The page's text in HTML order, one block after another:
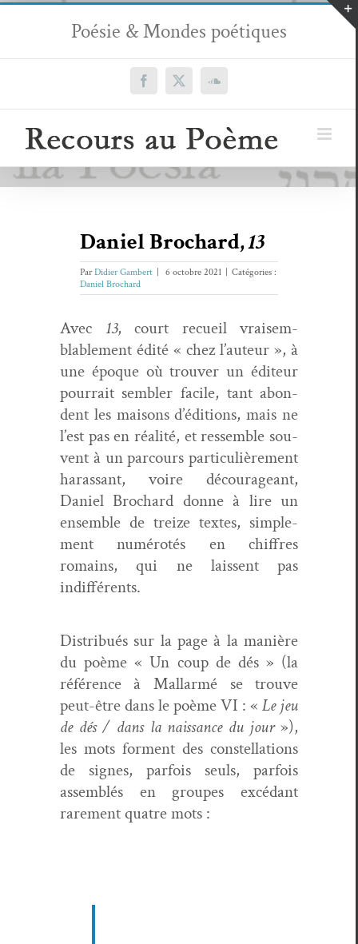
Passer
contenu
Poésie & Mondes poétiques
Facebook
X SoundCloud
Daniel Brochard,13
ParDidier Gambert 6 octobre 2021
Catégories :
Daniel Brochard
Avec 13, court recueil vraisem­
blable­ment édité « chez l’auteur », à
une époque où trou­ver un édi­teur
pour­rait sem­bler facile, tant abon­
dent les maisons d’éditions, mais ne
l’est pas en réal­ité, et ressem­ble sou­
vent à un par­cours par­ti­c­ulière­ment
haras­sant, voire décourageant,
Daniel Brochard donne à lire un
ensem­ble de treize textes, sim­ple­
ment numérotés en chiffres
romains, qui ne lais­sent pas
indifférents.
Dis­tribués sur la page à la manière
du poème « Un coup de dés » (la
référence à Mal­lar­mé se trou­ve
peut-être dans le poème VI : «Le jeu
de dés / dans la nais­sance du jour»),
les mots for­ment des con­stel­la­tions
de signes, par­fois seuls, par­fois
assem­blés en groupes excé­dant
rarement qua­tre mots :